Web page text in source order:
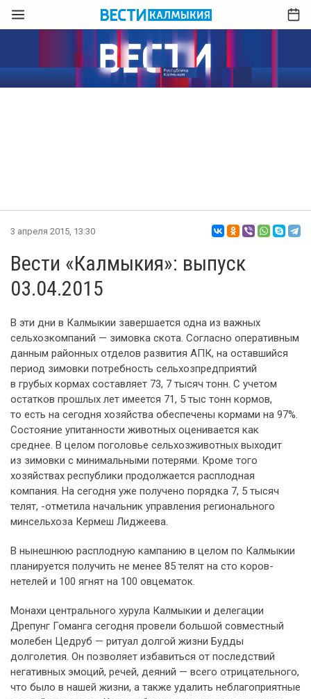
3 апреля 2015, 13:30
Вести «Калмыкия»: выпуск
03.04.2015
В эти дни в Калмыкии завершается одна из важных
сельхозкомпаний — зимовка скота. Согласно оперативным
данным районных отделов развития АПК, на оставшийся
период зимовки потребность сельхозпредприятий
в грубых кормах составляет 73, 7 тысяч тонн. С учетом
остатков прошлых лет имеется 71, 5 тыс тонн кормов,
то есть на сегодня хозяйства обеспечены кормами на 97%.
Состояние упитанности животных оценивается как
среднее. В целом поголовье сельхозживотных выходит
из зимовки с минимальными потерями. Кроме того
хозяйствах республики продолжается расплодная
компания. На сегодня уже получено порядка 7, 5 тысяч
телят, -отметила начальник управления регионального
минсельхоза Кермеш Лиджеева.
В нынешнюю расплодную кампанию в целом по Калмыкии
планируется получить не менее 85 телят на сто коров-
нетелей и 100 ягнят на 100 овцематок.
Монахи центрального хурула Калмыкии и делегации
Дрепунг Гоманга сегодня провели большой совместный
молебен Цедруб — ритуал долгой жизни Будды
долголетия. Он позволяет избавиться от последствий
негативных эмоций, речей, деяний — всего отрицательного,
что было в нашей жизни, а также удалить неблагоприятные